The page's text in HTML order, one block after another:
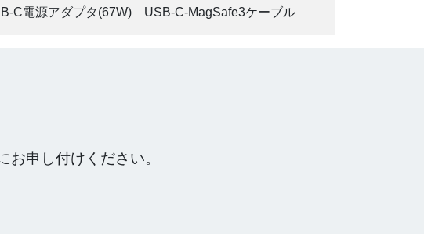
C電源アダプタ(67W) USB-C-MagSafe3ケーブル
申し付けください。